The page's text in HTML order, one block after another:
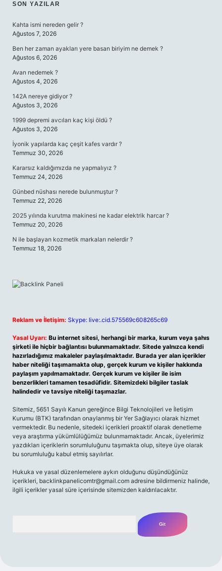
SIDEBAR
SON YAZILAR
Kahta ismi nereden gelir ?
Ağustos 7, 2026
Ben her zaman ayakları yere basan biriyim ne demek ?
Ağustos 6, 2026
Avan nedemek ?
Ağustos 4, 2026
142A nereye gidiyor ?
Ağustos 3, 2026
1999 depremi avcıları kaç kişi öldü ?
Ağustos 3, 2026
İyonik yapılarda kaç çeşit kafes vardır ?
Temmuz 30, 2026
Kararsız kaldığımızda ne yapmalıyız ?
Temmuz 24, 2026
Günbed nüshası nerede bulunmuştur ?
Temmuz 22, 2026
2025 yılında kurutma makinesi ne kadar elektrik harcar ?
Temmuz 20, 2026
N ile başlayan kozmetik markaları nelerdir ?
Temmuz 18, 2026
Reklam ve İletişim: Skype: live:.cid.575569c608265c69
Yasal Uyarı: Bu internet sitesi, herhangi bir marka, kurum veya şahıs
şirketi ile hiçbir bağlantısı bulunmamaktadır. Sitede yalnızca kendi
hazırladığımız makaleler paylaşılmaktadır. Burada yer alan içerikler
haber niteliği taşımamakta olup, gerçek kurum ve kişiler hakkında
paylaşım yapılmamaktadır. Gerçek kurum ve kişiler ile isim
benzerlikleri tamamen tesadüfidir. Sitemizdeki bilgiler taslak
halindedir ve tavsiye niteliği taşımazlar.
Sitemiz, 5651 Sayılı Kanun gereğince Bilgi Teknolojileri ve İletişim
Kurumu (BTK) tarafından onaylanmış bir Yer Sağlayıcı olarak hizmet
vermektedir. Bu nedenle, sitedeki içerikleri proaktif olarak denetleme
veya araştırma yükümlülüğümüz bulunmamaktadır. Ancak, üyelerimiz
yazdıkları içeriklerin sorumluluğunu taşımakta olup, siteye üye olarak
bu sorumluluğu kabul etmiş sayılırlar.
Hukuka ve yasal düzenlemelere aykırı olduğunu düşündüğünüz
içerikleri, backlinkpanelicomtr@gmail.com adresine bildirmeniz halinde,
ilgili içerikler yasal süre içerisinde sitemizden kaldırılacaktır.